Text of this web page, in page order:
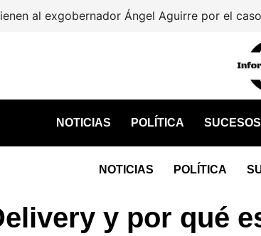
al exgobernador Ángel Aguirre por el caso
NOTICIAS POLÍTICA SUCESOS
NOTICIAS POLÍTICA
y por qué